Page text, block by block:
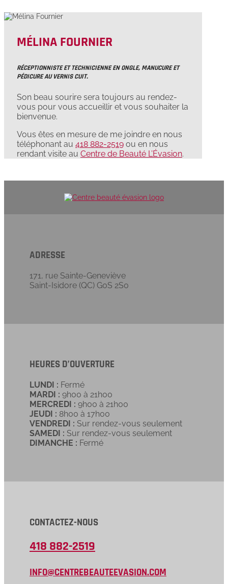
MÉLINA FOURNIER
RÉCEPTIONNISTE ET TECHNICIENNE EN ONGLE, MANUCURE ET
PÉDICURE AU VERNIS CUIT.
Son beau sourire sera toujours au rendez-
vous pour vous accueillir et vous souhaiter la
bienvenue.
Vous êtes en mesure de me joindre en nous
téléphonant au 418 882-2519 ou en nous
rendant visite au Centre de Beauté L’Évasion.
ADRESSE
171, rue Sainte-Geneviève
Saint-Isidore (QC) G0S 2S0
HEURES D’OUVERTURE
LUNDI : Fermé
MARDI : 9h00 à 21h00
MERCREDI : 9h00 à 21h00
JEUDI : 8h00 à 17h00
VENDREDI : Sur rendez-vous seulement
SAMEDI : Sur rendez-vous seulement
DIMANCHE : Fermé
CONTACTEZ-NOUS
418 882-2519
INFO@CENTREBEAUTEEVASION.COM